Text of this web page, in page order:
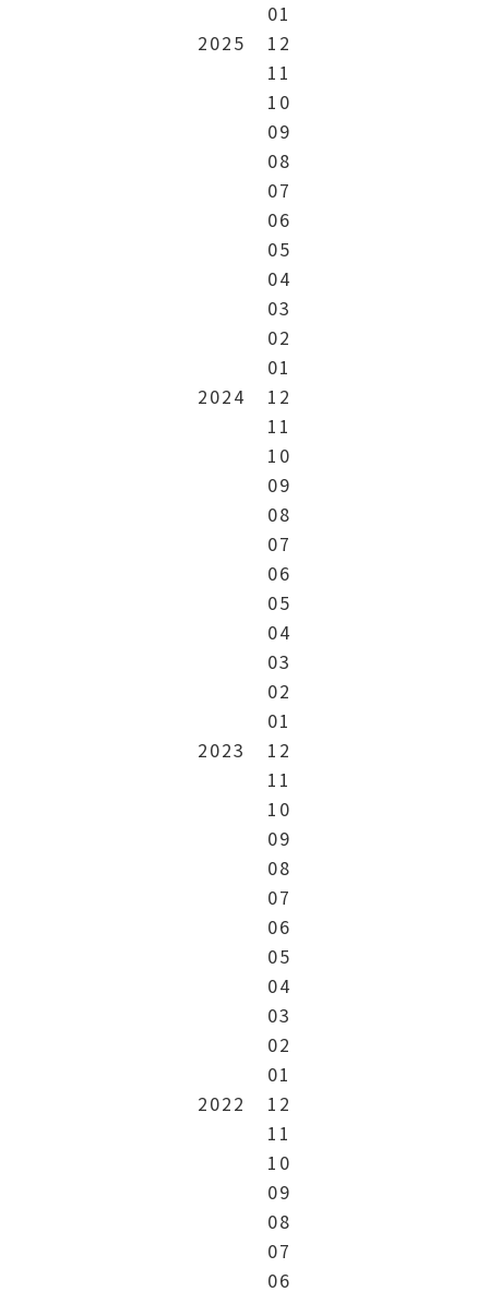
01
2025
12
11
10
09
08
07
06
05
04
03
02
01
2024
12
11
10
09
08
07
06
05
04
03
02
01
2023
12
11
10
09
08
07
06
05
04
03
02
01
2022
12
11
10
09
08
07
06